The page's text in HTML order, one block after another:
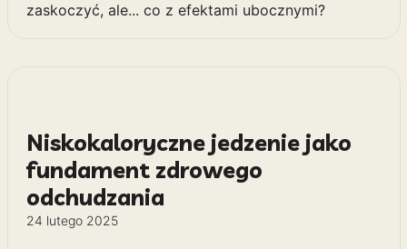
zaskoczyć, ale... co z efektami ubocznymi?
Niskokaloryczne jedzenie jako
fundament zdrowego
odchudzania
24 lutego 2025